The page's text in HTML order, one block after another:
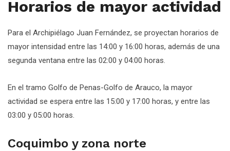
Horarios de mayor actividad
Para el Archipiélago Juan Fernández, se proyectan horarios de
mayor intensidad entre las 14:00 y 16:00 horas, además de una
segunda ventana entre las 02:00 y 04:00 horas.
En el tramo Golfo de Penas-Golfo de Arauco, la mayor
actividad se espera entre las 15:00 y 17:00 horas, y entre las
03:00 y 05:00 horas.
Coquimbo y zona norte